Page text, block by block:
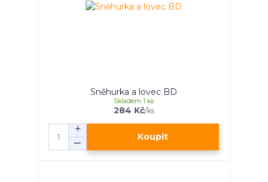
Sněhurka a lovec BD
284 Kč/ks
Skladem 1 ks
Koupit